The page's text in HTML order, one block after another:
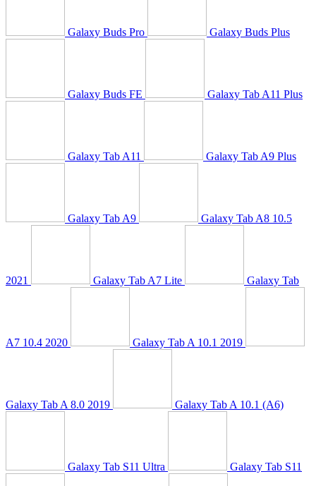
Galaxy Buds Pro Galaxy Buds Plus
Galaxy Buds FE Galaxy Tab A11 Plus
Galaxy Tab A11 Galaxy Tab A9 Plus
Galaxy Tab A9 Galaxy Tab A8 10.5
2021 Galaxy Tab A7 Lite Galaxy Tab
A7 10.4 2020 Galaxy Tab A 10.1 2019
Galaxy Tab A 8.0 2019 Galaxy Tab A 10.1 (A6)
Galaxy Tab S11 Ultra Galaxy Tab S11